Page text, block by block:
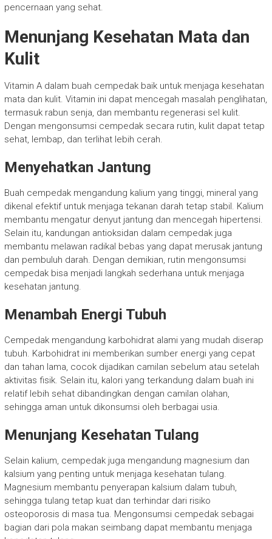
pencernaan yang sehat.
Menunjang Kesehatan Mata dan
Kulit
Vitamin A dalam buah cempedak baik untuk menjaga kesehatan
mata dan kulit. Vitamin ini dapat mencegah masalah penglihatan,
termasuk rabun senja, dan membantu regenerasi sel kulit.
Dengan mengonsumsi cempedak secara rutin, kulit dapat tetap
sehat, lembap, dan terlihat lebih cerah.
Menyehatkan Jantung
Buah cempedak mengandung kalium yang tinggi, mineral yang
dikenal efektif untuk menjaga tekanan darah tetap stabil. Kalium
membantu mengatur denyut jantung dan mencegah hipertensi.
Selain itu, kandungan antioksidan dalam cempedak juga
membantu melawan radikal bebas yang dapat merusak jantung
dan pembuluh darah. Dengan demikian, rutin mengonsumsi
cempedak bisa menjadi langkah sederhana untuk menjaga
kesehatan jantung.
Menambah Energi Tubuh
Cempedak mengandung karbohidrat alami yang mudah diserap
tubuh. Karbohidrat ini memberikan sumber energi yang cepat
dan tahan lama, cocok dijadikan camilan sebelum atau setelah
aktivitas fisik. Selain itu, kalori yang terkandung dalam buah ini
relatif lebih sehat dibandingkan dengan camilan olahan,
sehingga aman untuk dikonsumsi oleh berbagai usia.
Menunjang Kesehatan Tulang
Selain kalium, cempedak juga mengandung magnesium dan
kalsium yang penting untuk menjaga kesehatan tulang.
Magnesium membantu penyerapan kalsium dalam tubuh,
sehingga tulang tetap kuat dan terhindar dari risiko
osteoporosis di masa tua. Mengonsumsi cempedak sebagai
bagian dari pola makan seimbang dapat membantu menjaga